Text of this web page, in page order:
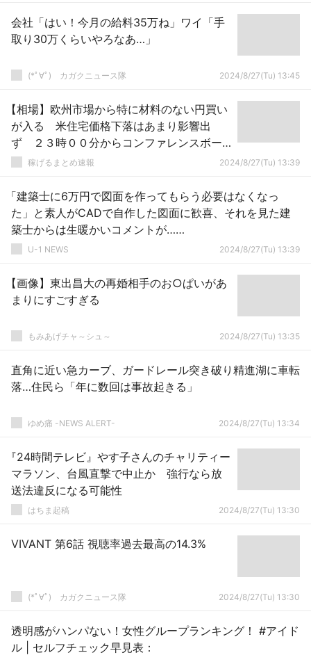
会社「はい！今月の給料35万ね」ワイ「手
取り30万くらいやろなあ…」
(*ﾟ∀ﾟ)ゞカガクニュース隊 2024/8/27(Tu) 13:45
【相場】欧州市場から特に材料のない円買い
が入る 米住宅価格下落はあまり影響出
ず ２３時００分からコンファレンスボー
ド 稼げるまとめ速報 2024/8/27(Tu) 13:39
「建築士に6万円で図面を作ってもらう必要はなくなっ
た」と素人がCADで自作した図面に歓喜、それを見た建
築士からは生暖かいコメントが……
U-1 NEWS 2024/8/27(Tu) 13:39
【画像】東出昌大の再婚相手のお○ぱいがあ
まりにすごすぎる
もみあげチャ～シュ～ 2024/8/27(Tu) 13:35
直角に近い急カーブ、ガードレール突き破り精進湖に車転
落…住民ら「年に数回は事故起きる」
ゆめ痛 -NEWS ALERT- 2024/8/27(Tu) 13:34
『24時間テレビ』やす子さんのチャリティー
マラソン、台風直撃で中止か 強行なら放
送法違反になる可能性
はちま起稿 2024/8/27(Tu) 13:30
VIVANT 第6話 視聴率過去最高の14.3%
(*ﾟ∀ﾟ)ゞカガクニュース隊 2024/8/27(Tu) 13:30
透明感がハンパない！女性グループランキング！ #アイド
ル | セルフチェック早見表：